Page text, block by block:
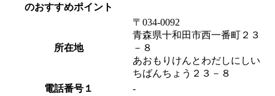
のおすすめポイント
所在地
〒034-0092
青森県十和田市西一番町２３
－８
あおもりけんとわだしにしい
ちばんちょう２３－８
電話番号１
-